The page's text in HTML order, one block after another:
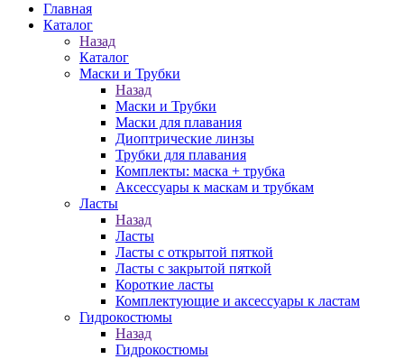
Главная
Каталог
Назад
Каталог
Маски и Трубки
Назад
Маски и Трубки
Маски для плавания
Диоптрические линзы
Трубки для плавания
Комплекты: маска + трубка
Аксессуары к маскам и трубкам
Ласты
Назад
Ласты
Ласты с открытой пяткой
Ласты с закрытой пяткой
Короткие ласты
Комплектующие и аксессуары к ластам
Гидрокостюмы
Назад
Гидрокостюмы